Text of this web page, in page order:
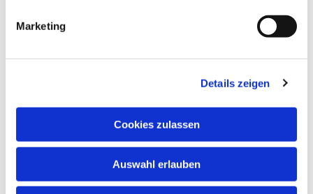
Marketing
Details zeigen
Cookies zulassen
Auswahl erlauben